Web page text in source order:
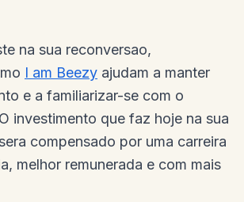
na sua reconversao,
I am Beezy ajudam a manter
e a familiarizar-se com o
investimento que faz hoje na sua
compensado por uma carreira
melhor remunerada e com mais